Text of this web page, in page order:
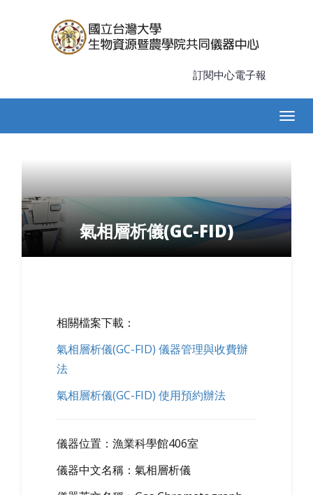
訂閱中心電子報
navigation
氣相層析儀(GC-FID)
相關檔案下載：
氣相層析儀(GC-FID) 儀器管理與收費辦
法
氣相層析儀(GC-FID) 使用預約辦法
儀器位置：漁業科學館406室
儀器中文名稱：氣相層析儀